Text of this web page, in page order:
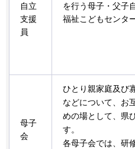
自立
支援
員
を行う母子・父子
福祉こどもセンタ
母子
会
ひとり親家庭及び
などについて、お
めの場として、県
す。
各母子会では、研